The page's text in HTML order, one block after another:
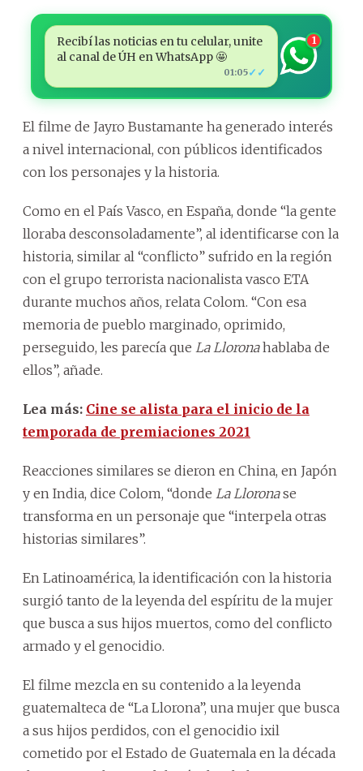
Recibí las noticias en tu celular, unite
al canal de ÚH en WhatsApp 🤩
01:05✓✓
1
El filme de Jayro Bustamante ha generado interés
a nivel internacional, con públicos identificados
con los personajes y la historia.
Como en el País Vasco, en España, donde “la gente
lloraba desconsoladamente”, al identificarse con la
historia, similar al “conflicto” sufrido en la región
con el grupo terrorista nacionalista vasco ETA
durante muchos años, relata Colom. “Con esa
memoria de pueblo marginado, oprimido,
perseguido, les parecía que La Lloronahablaba de
ellos”, añade.
Lea más: Cine se alista para el inicio de la
temporada de premiaciones 2021
Reacciones similares se dieron en China, en Japón
y en India, dice Colom, “donde La Lloronase
transforma en un personaje que “interpela otras
historias similares”.
En Latinoamérica, la identificación con la historia
surgió tanto de la leyenda del espíritu de la mujer
que busca a sus hijos muertos, como del conflicto
armado y el genocidio.
El filme mezcla en su contenido a la leyenda
guatemalteca de “La Llorona”, una mujer que busca
a sus hijos perdidos, con el genocidio ixil
cometido por el Estado de Guatemala en la década